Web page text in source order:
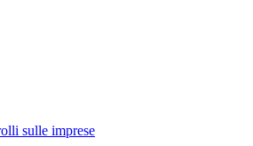
sulle imprese